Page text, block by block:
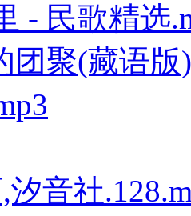
- 民歌精选
团聚(藏语版
音社